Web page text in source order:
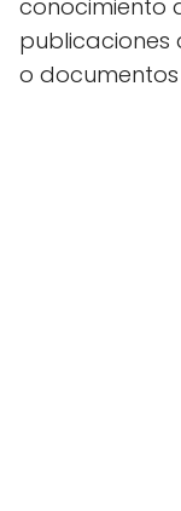
conocimiento
publicaciones
o